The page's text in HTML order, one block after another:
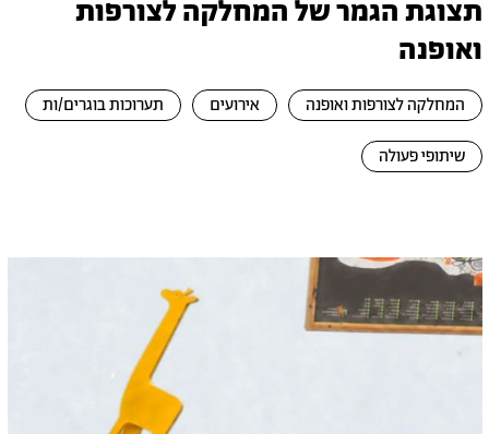
תצוגת הגמר של המחלקה לצורפות
ואופנה
המחלקה לצורפות ואופנה אירועים תערוכות בוגרים/ות
שיתופי פעולה